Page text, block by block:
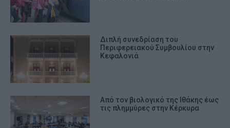
Διπλή συνεδρίαση του
Περιφερειακού Συμβουλίου στην
Κεφαλονιά
Από τον βιολογικό της Ιθάκης έως
τις πλημμύρες στην Κέρκυρα